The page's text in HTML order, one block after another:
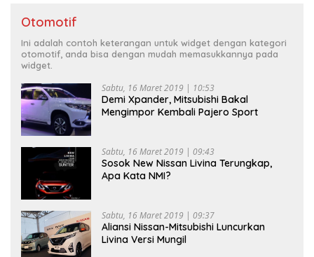
Otomotif
Ini adalah contoh keterangan untuk widget dengan kategori
otomotif, anda bisa dengan mudah memasukkannya pada
widget.
Sabtu, 16 Maret 2019 | 10:53
Demi Xpander, Mitsubishi Bakal
Mengimpor Kembali Pajero Sport
Sabtu, 16 Maret 2019 | 09:43
Sosok New Nissan Livina Terungkap,
Apa Kata NMI?
Sabtu, 16 Maret 2019 | 09:37
Aliansi Nissan-Mitsubishi Luncurkan
Livina Versi Mungil